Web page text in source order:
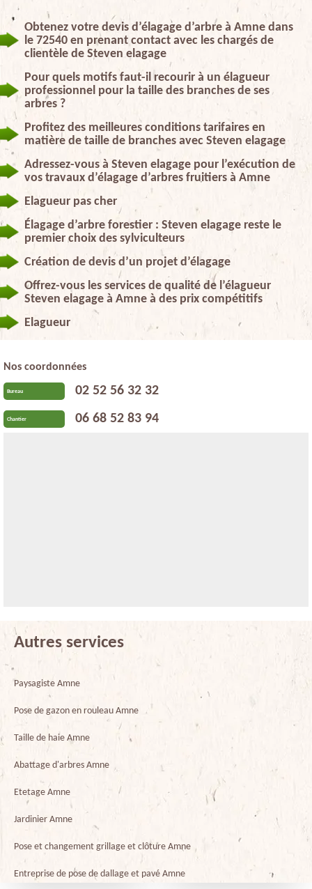
Obtenez votre devis d’élagage d’arbre à Amne dans
le 72540 en prenant contact avec les chargés de
clientèle de Steven elagage
Pour quels motifs faut-il recourir à un élagueur
professionnel pour la taille des branches de ses
arbres ?
Profitez des meilleures conditions tarifaires en
matière de taille de branches avec Steven elagage
Adressez-vous à Steven elagage pour l’exécution de
vos travaux d’élagage d’arbres fruitiers à Amne
Elagueur pas cher
Élagage d’arbre forestier : Steven elagage reste le
premier choix des sylviculteurs
Création de devis d’un projet d’élagage
Offrez-vous les services de qualité de l’élagueur
Steven elagage à Amne à des prix compétitifs
Elagueur
Nos coordonnées
Bureau 02 52 56 32 32
Chantier 06 68 52 83 94
Autres services
Paysagiste Amne
Pose de gazon en rouleau Amne
Taille de haie Amne
Abattage d'arbres Amne
Etetage Amne
Jardinier Amne
Pose et changement grillage et clôture Amne
Entreprise de pose de dallage et pavé Amne